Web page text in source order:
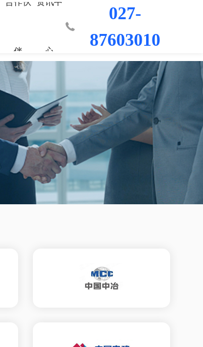
荣誉资质
员工风采
城市更新事业部
混凝土外加剂
修缮材料
防腐耐久材料
科研平台
桥梁隧道工程
机场码头工程
合作伙
伴
资讯中
心
行业新闻
027-
87603010